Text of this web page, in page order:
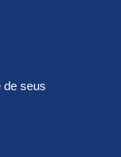
de seus